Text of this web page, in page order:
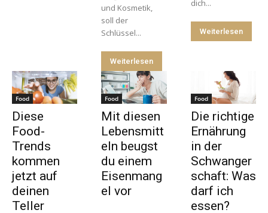
und Kosmetik,
soll der
Schlüssel...
Weiterlesen
dich...
Weiterlesen
Food
Diese
Food-
Trends
kommen
jetzt auf
deinen
Teller
Food
Mit diesen
Lebensmitt
eln beugst
du einem
Eisenmang
el vor
Food
Die richtige
Ernährung
in der
Schwanger
schaft: Was
darf ich
essen?